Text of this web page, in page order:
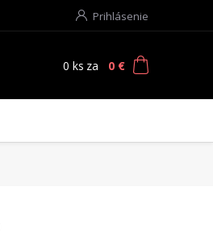
Prihlásenie
0 ks za 0 €